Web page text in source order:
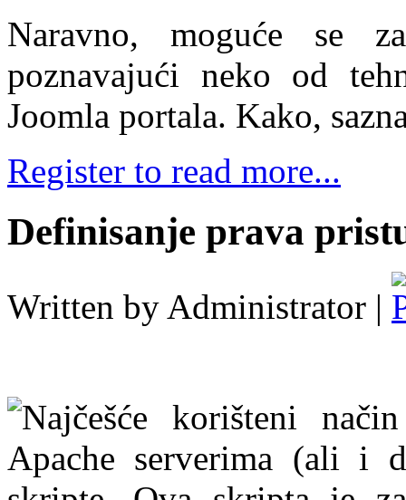
Naravno, moguće se
poznavajući neko od
Joomla portala. Kako,
Register to read more...
Definisanje prava
Written by Administrator |
Najčešće korišteni
Apache serverima (ali i